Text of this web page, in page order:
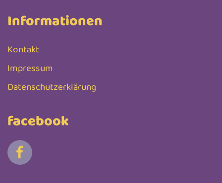
Informationen
Kontakt
Impressum
Datenschutzerklärung
facebook